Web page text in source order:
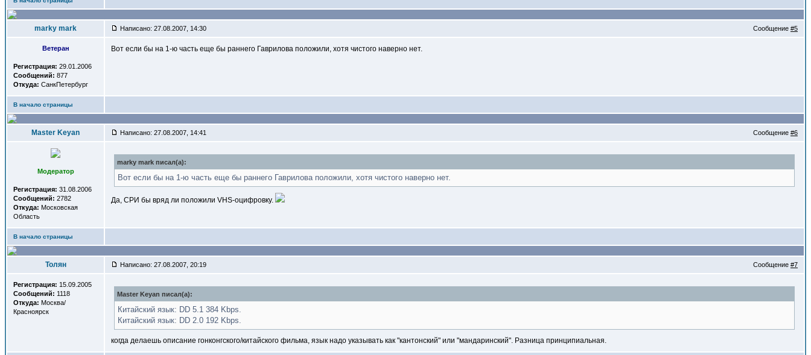
marky mark Написано: 27.08.2007, 14:30 Сообщение #5
Ветеран
Регистрация: 29.01.2006
Сообщений: 877
Откуда: СанкПетербург
Вот если бы на 1-ю часть еще бы раннего Гаврилова положили, хотя чистого наверно нет.
В начало страницы
Master Keyan Написано: 27.08.2007, 14:41 Сообщение #6
Модератор
Регистрация: 31.08.2006
Сообщений: 2782
Откуда: Московская
Область
marky mark писал(a):
Вот если бы на 1-ю часть еще бы раннего Гаврилова положили, хотя чистого наверно нет.
Да, СРИ бы вряд ли положили VHS-оцифровку.
В начало страницы
Толян Написано: 27.08.2007, 20:19 Сообщение #7
Регистрация: 15.09.2005
Сообщений: 1118
Откуда: Москва/
Красноярск
Master Keyan писал(a):
Китайский язык: DD 5.1 384 Kbps.
Китайский язык: DD 2.0 192 Kbps.
когда делаешь описание гонконгского/китайского фильма, язык надо указывать как "кантонский" или "мандаринский". Разница принципиальная.